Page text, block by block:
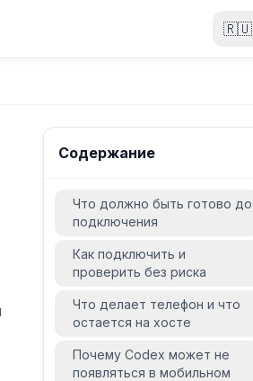
🇷🇺
Содержание
Что должно быть готово до
подключения
Как подключить и
проверить без риска
Что делает телефон и что
остается на хосте
Почему Codex может не
появляться в мобильном